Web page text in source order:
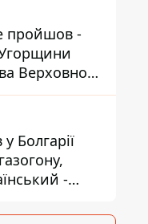
пройшов -
Верховного
Болгарії
-